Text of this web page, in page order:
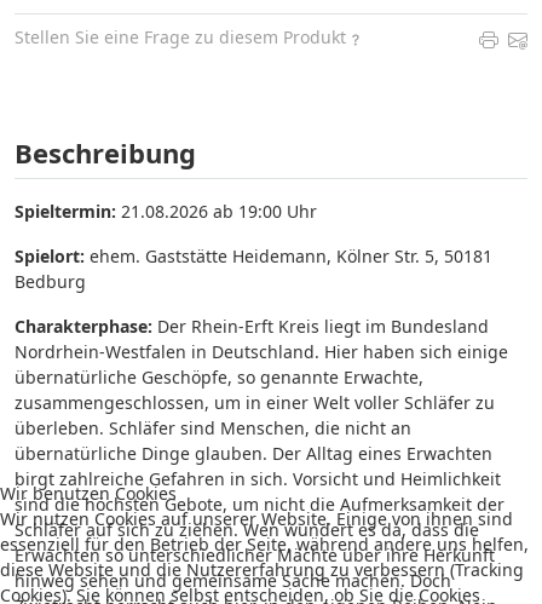
Stellen Sie eine Frage zu diesem Produkt
Beschreibung
Spieltermin: 21.08.2026 ab 19:00 Uhr
Spielort: ehem. Gaststätte Heidemann, Kölner Str. 5, 50181
Bedburg
Charakterphase: Der Rhein-Erft Kreis liegt im Bundesland
Nordrhein-Westfalen in Deutschland. Hier haben sich einige
übernatürliche Geschöpfe, so genannte Erwachte,
zusammengeschlossen, um in einer Welt voller Schläfer zu
überleben. Schläfer sind Menschen, die nicht an
übernatürliche Dinge glauben. Der Alltag eines Erwachten
birgt zahlreiche Gefahren in sich. Vorsicht und Heimlichkeit
sind die höchsten Gebote, um nicht die Aufmerksamkeit der
Schläfer auf sich zu ziehen. Wen wundert es da, dass die
Erwachten so unterschiedlicher Mächte über ihre Herkunft
hinweg sehen und gemeinsame Sache machen. Doch
Wir benutzen Cookies
Wir nutzen Cookies auf unserer Website. Einige von ihnen sind
essenziell für den Betrieb der Seite, während andere uns helfen,
diese Website und die Nutzererfahrung zu verbessern (Tracking
Cookies). Sie können selbst entscheiden, ob Sie die Cookies